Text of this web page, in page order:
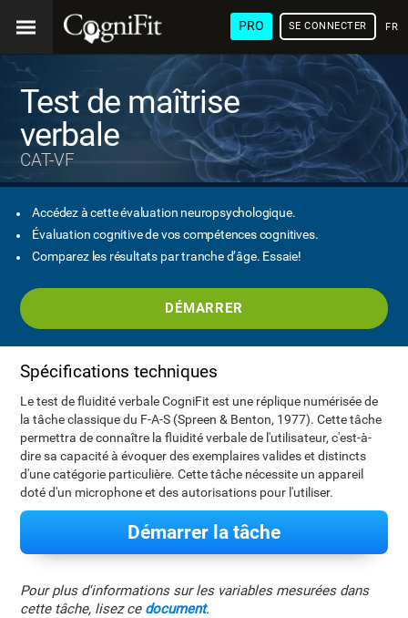
PRO SE CONNECTER
Test de maîtrise
verbale
CAT-VF
Accédez à cette évaluation neuropsychologique.
Évaluation cognitive de vos compétences cognitives.
Comparez les résultats par tranche d’âge. Essaie!
DÉMARRER
Spécifications techniques
Le test de fluidité verbale CogniFit est une réplique numérisée de
la tâche classique du F-A-S (Spreen & Benton, 1977). Cette tâche
permettra de connaître la fluidité verbale de l'utilisateur, c'est-à-
dire sa capacité à évoquer des exemplaires valides et distincts
d'une catégorie particulière. Cette tâche nécessite un appareil
doté d'un microphone et des autorisations pour l'utiliser.
Démarrer la tâche
Pour plus d'informations sur les variables mesurées dans
cette tâche, lisez ce document.